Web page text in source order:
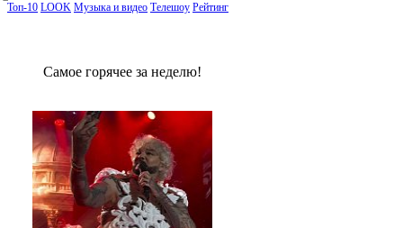
Топ-10 LOOK Музыка и видео Телешоу Рейтинг
Сaмое гoрячее за неделю!